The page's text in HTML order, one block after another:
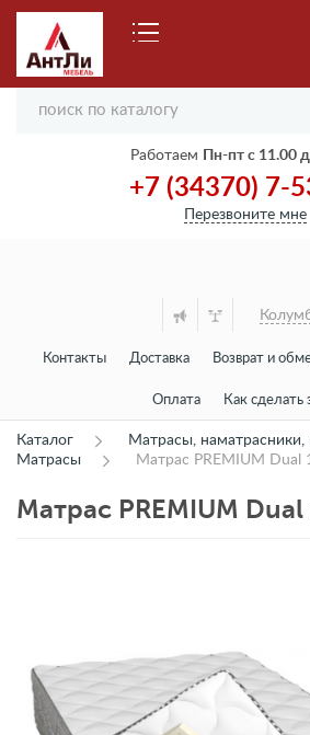
Работаем Пн-пт с 11.00
+7 (34370) 7-
Перезвоните мне
Контакты Доставка Возврат и
Оплата Как сделать
Каталог
Матрасы,
Матрасы
Матрас PREMIUM Dual
Матрас PREMIUM